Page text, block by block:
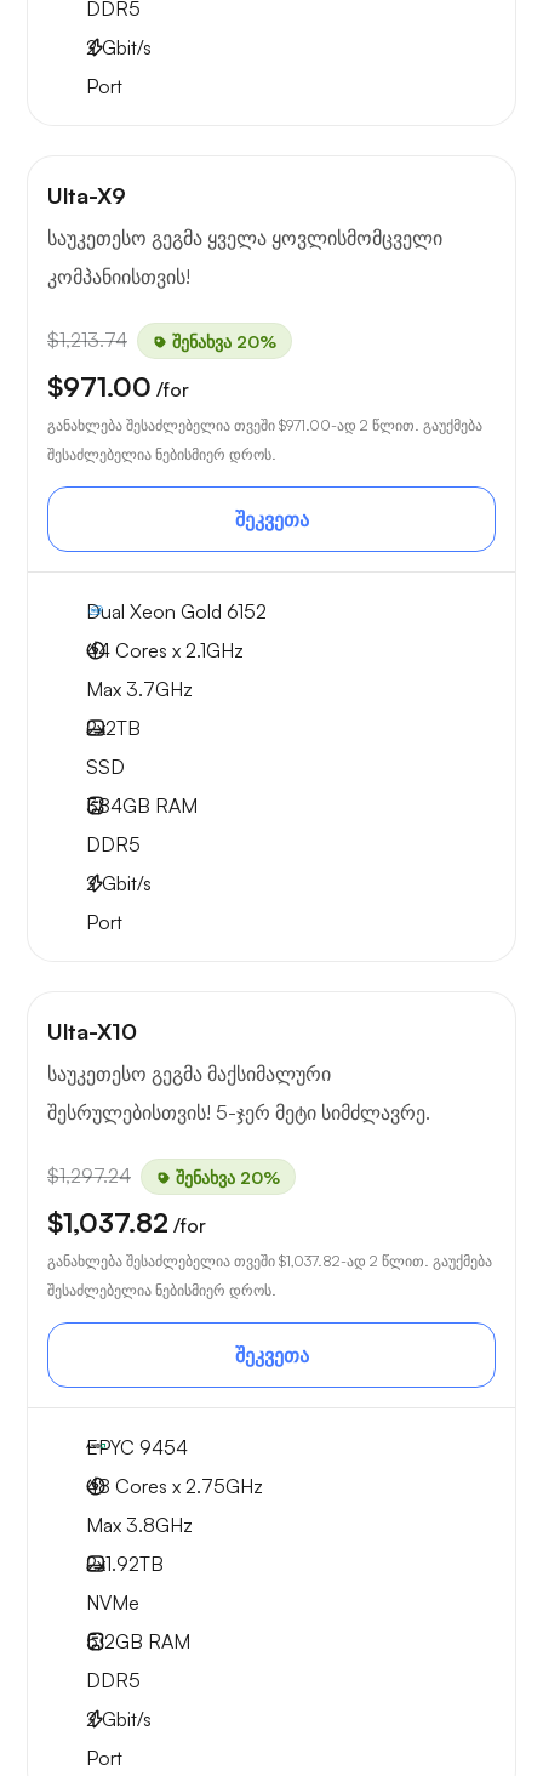
DDR5
2Gbit/s
Port
Ulta-X9
საუკეთესო გეგმა ყველა ყოვლისმომცველი
კომპანიისთვის!
$1,213.74 შენახვა 20%
$971.00 /for
განახლება შესაძლებელია თვეში $971.00-ად 2 წლით. გაუქმება
შესაძლებელია ნებისმიერ დროს.
შეკვეთა
Dual Xeon Gold 6152
44 Cores x 2.1GHz
Max 3.7GHz
2x2TB
SSD
384GB RAM
DDR5
2Gbit/s
Port
Ulta-X10
საუკეთესო გეგმა მაქსიმალური
შესრულებისთვის! 5-ჯერ მეტი სიმძლავრე.
$1,297.24 შენახვა 20%
$1,037.82 /for
განახლება შესაძლებელია თვეში $1,037.82-ად 2 წლით. გაუქმება
შესაძლებელია ნებისმიერ დროს.
შეკვეთა
EPYC 9454
48 Cores x 2.75GHz
Max 3.8GHz
2x1.92TB
NVMe
512GB RAM
DDR5
2Gbit/s
Port